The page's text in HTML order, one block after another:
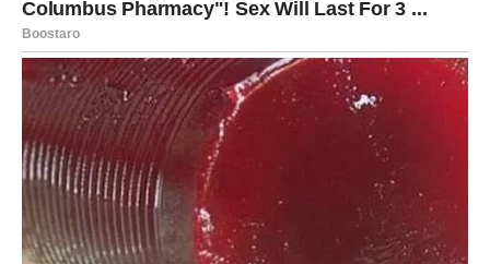
razgovor koji razjašnjava dugotrajnu dilemu
vest koja menja planove koje ste imali
susret sa osobom koja otvara nova vrata
Blizanci često imaju problem sa rasipanjem energije –
previše opcija, previše ideja, previše pravaca. Sada je